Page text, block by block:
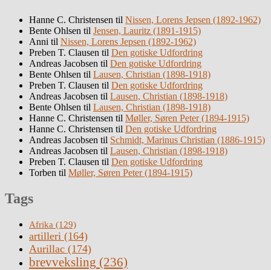
Hanne C. Christensen til Nissen, Lorens Jepsen (1892-1962)
Bente Ohlsen til Jensen, Lauritz (1891-1915)
Anni til Nissen, Lorens Jepsen (1892-1962)
Preben T. Clausen til Den gotiske Udfordring
Andreas Jacobsen til Den gotiske Udfordring
Bente Ohlsen til Lausen, Christian (1898-1918)
Preben T. Clausen til Den gotiske Udfordring
Andreas Jacobsen til Lausen, Christian (1898-1918)
Bente Ohlsen til Lausen, Christian (1898-1918)
Hanne C. Christensen til Møller, Søren Peter (1894-1915)
Hanne C. Christensen til Den gotiske Udfordring
Andreas Jacobsen til Schmidt, Marinus Christian (1886-1915)
Andreas Jacobsen til Lausen, Christian (1898-1918)
Preben T. Clausen til Den gotiske Udfordring
Torben til Møller, Søren Peter (1894-1915)
Tags
Afrika (129)
artilleri (164)
Aurillac (174)
brevveksling (236)